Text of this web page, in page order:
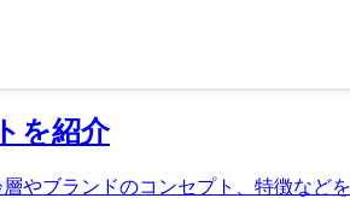
を紹介
やブランドのコンセプト、特徴など